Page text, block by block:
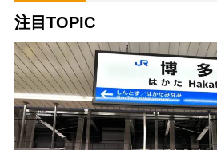
注目TOPIC